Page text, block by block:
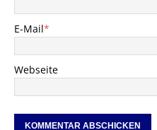
E-Mail*
Webseite